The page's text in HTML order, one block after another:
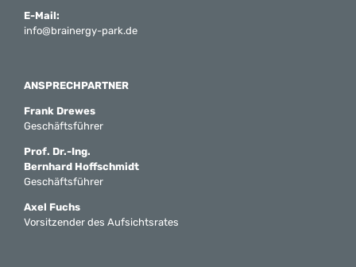
E-Mail:
info@brainergy-park.de
ANSPRECHPARTNER
Frank Drewes
Geschäftsführer
Prof. Dr.-Ing.
Bernhard Hoffschmidt
Geschäftsführer
Axel Fuchs
Vorsitzender des Aufsichtsrates